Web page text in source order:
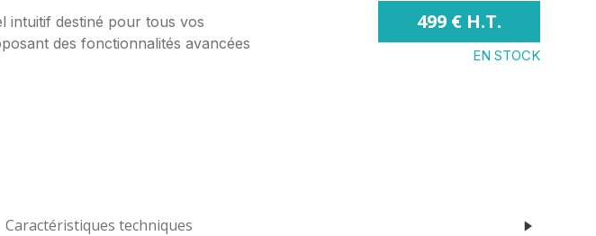
intuitif destiné pour tous vos
des fonctionnalités avancées
499 € H.T.
EN STOCK
Caractéristiques techniques